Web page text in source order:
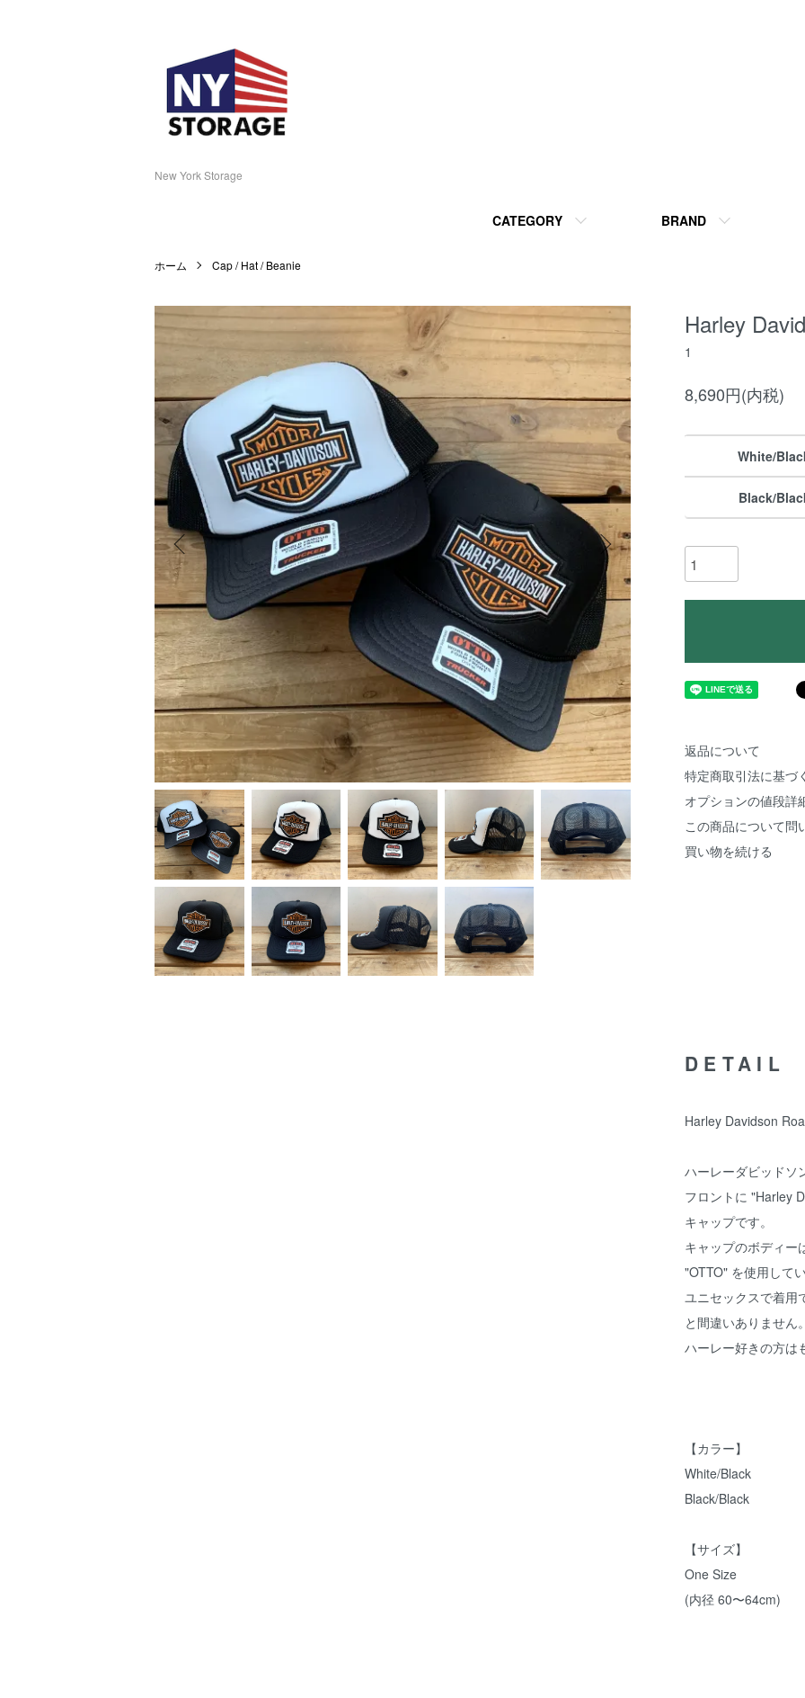
New York Storage
CATEGORY BRAND
ホーム Cap / Hat / Beanie
Harley
1
8,690円(内税)
White/
Black/
返品について
特定商取引法に基づ
オプションの値段詳
この商品について問
買い物を続ける
DETAIL
Harley Davidson
ハーレーダビッド
フロントに "Harley
キャップです。
キャップのボディー
"OTTO" を使用して
ユニセックスで着用
と間違いありません
ハーレー好きの方は
【カラー】
White/Black
Black/Black
【サイズ】
One Size
(内径 60〜64cm)